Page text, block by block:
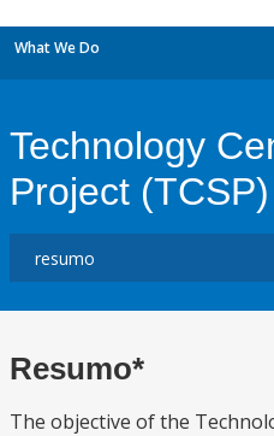
What We Do
Technology
Project (TCSP)
Resumo*
The objective of the